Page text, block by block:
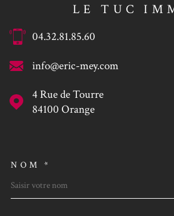
LE TUC
04.32.81.85.60
info@eric-mey.com
4 Rue de Tourre
84100
Orange
NOM *